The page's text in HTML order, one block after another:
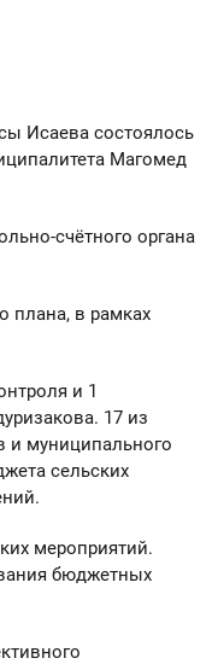
Исаева состоялось
Магомед
счётного органа
плана, в рамках
и 1
17 из
и муниципального
сельских
мероприятий.
бюджетных